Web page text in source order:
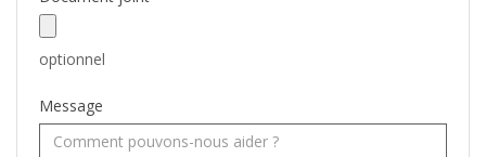
optionnel
Message